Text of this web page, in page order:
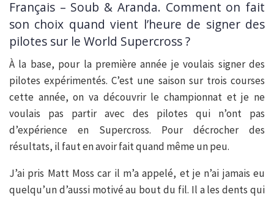
Français – Soub & Aranda. Comment on fait
son choix quand vient l’heure de signer des
pilotes sur le World Supercross ?
À la base, pour la première année je voulais signer des
pilotes expérimentés. C’est une saison sur trois courses
cette année, on va découvrir le championnat et je ne
voulais pas partir avec des pilotes qui n’ont pas
d’expérience en Supercross. Pour décrocher des
résultats, il faut en avoir fait quand même un peu.
J’ai pris Matt Moss car il m’a appelé, et je n’ai jamais eu
quelqu’un d’aussi motivé au bout du fil. Il a les dents qui